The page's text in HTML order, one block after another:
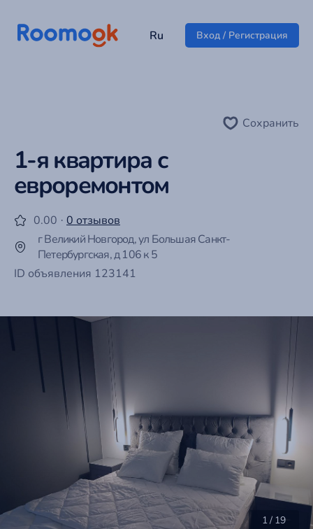
Ru Вход / Регистрация
1-я квартира с
евроремонтом
0.00 · 0 отзывов
г Великий Новгород, ул Большая Санкт-
Петербургская, д 106 к 5
ID объявления 123141
Сохранить
1/ 19